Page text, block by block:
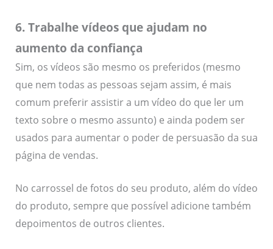
6. Trabalhe vídeos que ajudam no
aumento da confiança
Sim, os vídeos são mesmo os preferidos (mesmo
que nem todas as pessoas sejam assim, é mais
comum preferir assistir a um vídeo do que ler um
texto sobre o mesmo assunto) e ainda podem ser
usados para aumentar o poder de persuasão da sua
página de vendas.
No carrossel de fotos do seu produto, além do vídeo
do produto, sempre que possível adicione também
depoimentos de outros clientes.